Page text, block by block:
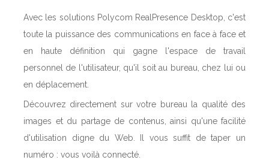
Avec les solutions Polycom RealPresence Desktop, c'est
toute la puissance des communications en face à face et
en haute définition qui gagne l'espace de travail
personnel de l'utilisateur, qu'il soit au bureau, chez lui ou
en déplacement.
Découvrez directement sur votre bureau la qualité des
images et du partage de contenus, ainsi qu'une facilité
d'utilisation digne du Web. Il vous suffit de taper un
numéro : vous voilà connecté.